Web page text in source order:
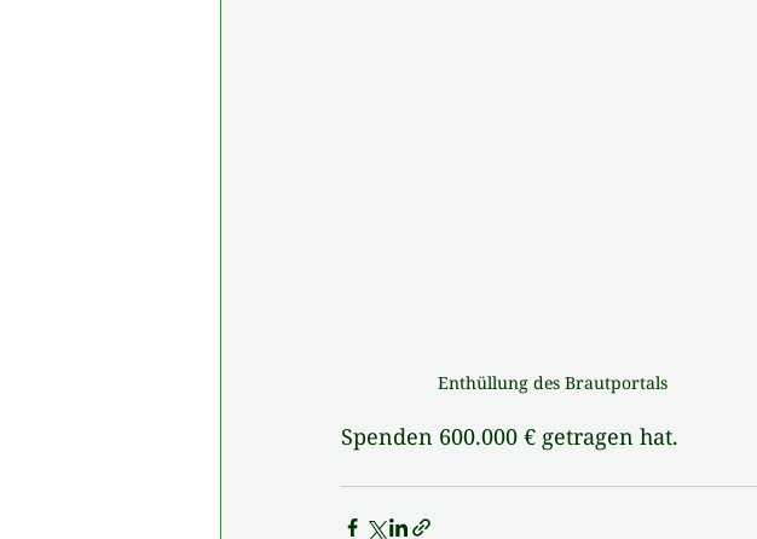
Enthüllung des Brautportals
Spenden 600.000 € getragen hat.